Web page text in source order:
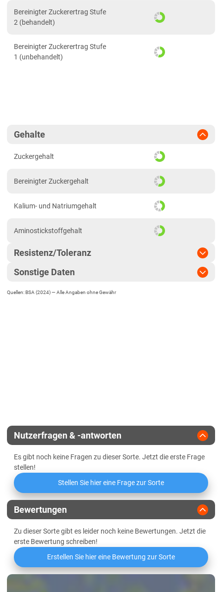
Bereinigter Zuckerertrag Stufe
2 (behandelt)
Bereinigter Zuckerertrag Stufe
1 (unbehandelt)
Gehalte
Zuckergehalt
Bereinigter Zuckergehalt
Kalium- und Natriumgehalt
Aminostickstoffgehalt
Resistenz/Toleranz
Cercospora
SBR-Toleranz
Herbizidresistenz gegen ALS-
Hemmer (Conviso)
BMYV- und BYV-Toleranz
Sonstige Daten
EU-Sorte
Quellen: BSA (2024) —Alle Angaben ohne Gewähr
Nutzerfragen & -antworten
Es gibt noch keine Fragen zu dieser Sorte. Jetzt die erste Frage
stellen!
Stellen Sie hier eine Frage zur Sorte
Bewertungen
Zu dieser Sorte gibt es leider noch keine Bewertungen. Jetzt die
erste Bewertung schreiben!
Erstellen Sie hier eine Bewertung zur Sorte